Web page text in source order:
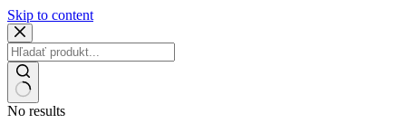
Skip to content
No results